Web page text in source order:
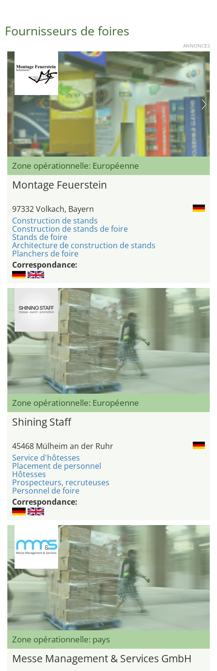
Fournisseurs de foires
ANNONCES
Zone opérationnelle: Européenne
Montage Feuerstein
97332 Volkach, Bayern
Construction de stands
Construction de stands de foire
Stands de foire
Architecture de construction de stands
Planchers de foire
Correspondance:
Zone opérationnelle: Européenne
Shining Staff
45468 Mülheim an der Ruhr
Service d'hôtesses
Placement de personnel
Hôtesses
Prospecteurs, recruteuses
Personnel de foire
Correspondance:
Zone opérationnelle: pays
Messe Management & Services GmbH